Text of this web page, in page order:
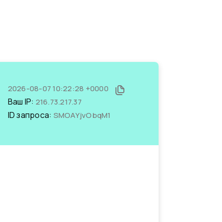
2026-08-07 10:22:28 +0000
Ваш IP: 216.73.217.37
ID запроса: SMOAYjvObqM1